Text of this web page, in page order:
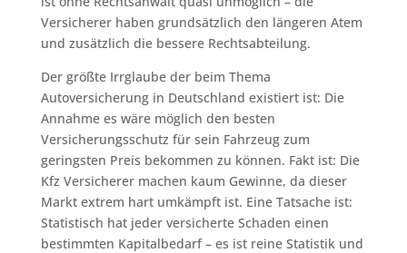
Versicherer haben grundsätzlich den längeren Atem
und zusätzlich die bessere Rechtsabteilung.
Der größte Irrglaube der beim Thema
Autoversicherung in Deutschland existiert ist: Die
Annahme es wäre möglich den besten
Versicherungsschutz für sein Fahrzeug zum
geringsten Preis bekommen zu können. Fakt ist: Die
Kfz Versicherer machen kaum Gewinne, da dieser
Markt extrem hart umkämpft ist. Eine Tatsache ist:
Statistisch hat jeder versicherte Schaden einen
bestimmten Kapitalbedarf – es ist reine Statistik und